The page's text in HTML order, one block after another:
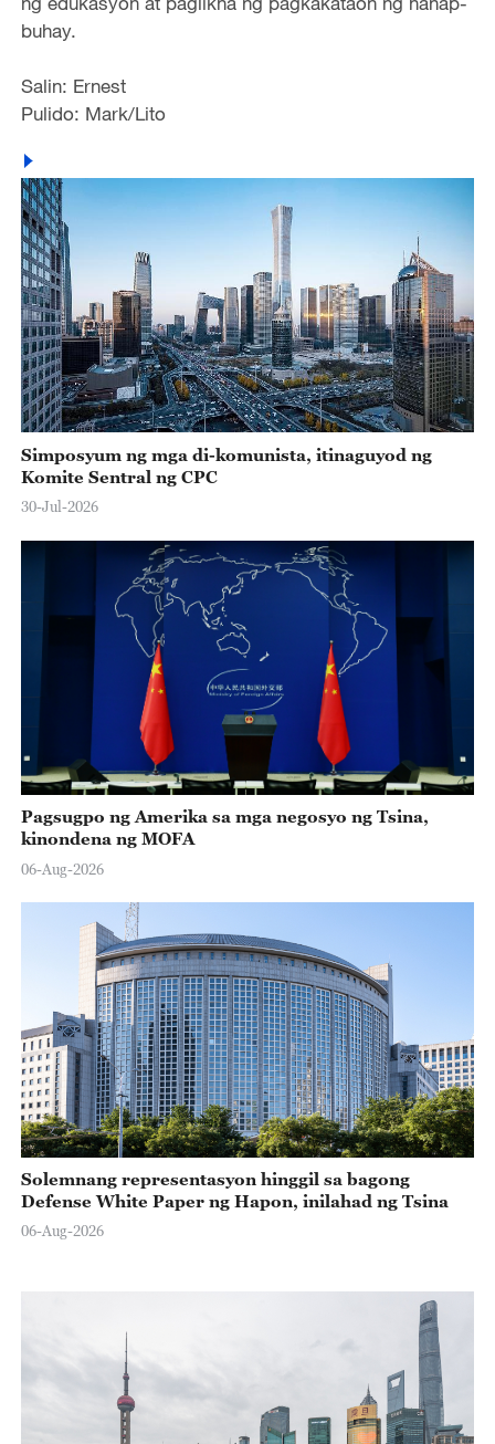
buhay.
Salin: Ernest
Pulido: Mark/Lito
Simposyum ng mga di-komunista, itinaguyod ng
Komite Sentral ng CPC
30-Jul-2026
Pagsugpo ng Amerika sa mga negosyo ng Tsina,
kinondena ng MOFA
06-Aug-2026
Solemnang representasyon hinggil sa bagong
Defense White Paper ng Hapon, inilahad ng Tsina
06-Aug-2026